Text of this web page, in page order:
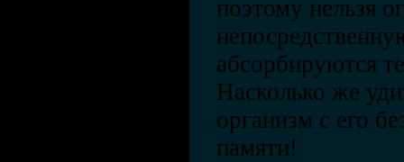
поэтому нельзя
абсорбируются
Насколько же
организм с его
памяти!